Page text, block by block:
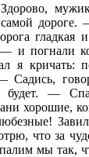
гладкая
и погнали
я кричать:
Садись,
будет. —
хорошие,
что за
мы так,